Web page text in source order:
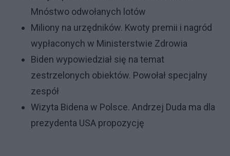
Mnóstwo odwołanych lotów
Miliony na urzędników. Kwoty premii i nagród
wypłaconych w Ministerstwie Zdrowia
Biden wypowiedział się na temat
zestrzelonych obiektów. Powołał specjalny
zespół
Wizyta Bidena w Polsce. Andrzej Duda ma dla
prezydenta USA propozycję